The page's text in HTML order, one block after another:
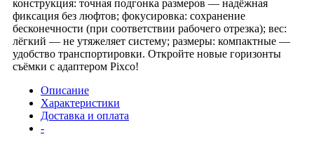
конструкция: точная подгонка размеров — надёжная
фиксация без люфтов; фокусировка: сохранение
бесконечности (при соответствии рабочего отрезка); вес:
лёгкий — не утяжеляет систему; размеры: компактные —
удобство транспортировки. Откройте новые горизонты
съёмки с адаптером Pixco!
Описание
Характеристики
Доставка и оплата
-